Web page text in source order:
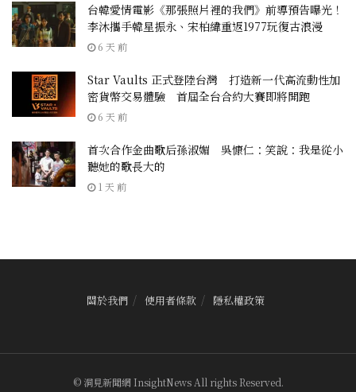
台韓愛情電影《那張照片裡的我們》前導預告曝光！
李沐攜手韓星振永、宋柏緯重返1977玩復古浪漫
6 天 前
Star Vaults 正式登陸台灣 打造新一代高流動性加
密貨幣交易體驗 首屆全台合約大賽即將開跑
6 天 前
首次合作金曲歌后孫淑媚 吳慷仁：笑說：我是從小
聽她的歌長大的
1 天 前
關於我們 使用者條款 隱私權政策
© 洞見新聞網 InsightNews All rights Reserved.